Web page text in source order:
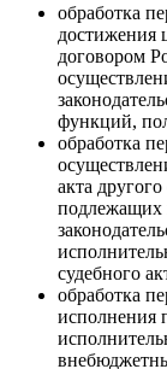
обработка
достижения
договором
функций,
обработка
акта
подлежащих
судебного
обработка
исполнения